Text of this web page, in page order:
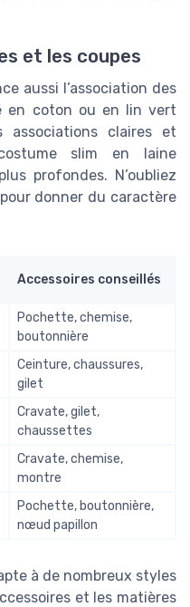
et les coupes
aussi l’association des
en coton ou en lin vert
claires et
slim en laine
profondes. N’oubliez
donner du caractère
Accessoires conseillés
Pochette, chemise,
boutonnière
Ceinture, chaussures,
gilet
Cravate, gilet,
chaussettes
Cravate, chemise,
montre
Pochette, boutonnière,
nœud papillon
à de nombreux styles
et les matières